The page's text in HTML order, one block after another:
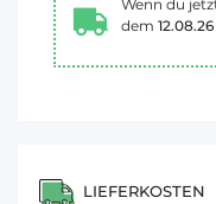
Wenn du
dem 12.08.26
LIEFERKOSTEN